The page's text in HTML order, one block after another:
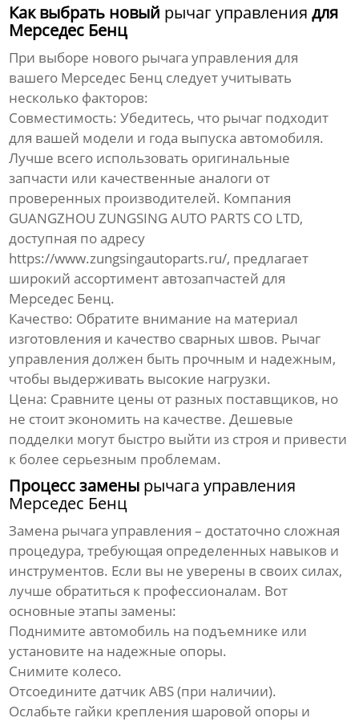
Как выбрать новый рычаг управления для
Мерседес Бенц
При выборе нового рычага управления для
вашего Мерседес Бенц следует учитывать
несколько факторов:
Совместимость: Убедитесь, что рычаг подходит
для вашей модели и года выпуска автомобиля.
Лучше всего использовать оригинальные
запчасти или качественные аналоги от
проверенных производителей. Компания
GUANGZHOU ZUNGSING AUTO PARTS CO LTD,
доступная по адресу
https://www.zungsingautoparts.ru/, предлагает
широкий ассортимент автозапчастей для
Мерседес Бенц.
Качество: Обратите внимание на материал
изготовления и качество сварных швов. Рычаг
управления должен быть прочным и надежным,
чтобы выдерживать высокие нагрузки.
Цена: Сравните цены от разных поставщиков, но
не стоит экономить на качестве. Дешевые
подделки могут быстро выйти из строя и привести
к более серьезным проблемам.
Процесс замены рычага управления
Мерседес Бенц
Замена рычага управления – достаточно сложная
процедура, требующая определенных навыков и
инструментов. Если вы не уверены в своих силах,
лучше обратиться к профессионалам. Вот
основные этапы замены:
Поднимите автомобиль на подъемнике или
установите на надежные опоры.
Снимите колесо.
Отсоедините датчик ABS (при наличии).
Ослабьте гайки крепления шаровой опоры и